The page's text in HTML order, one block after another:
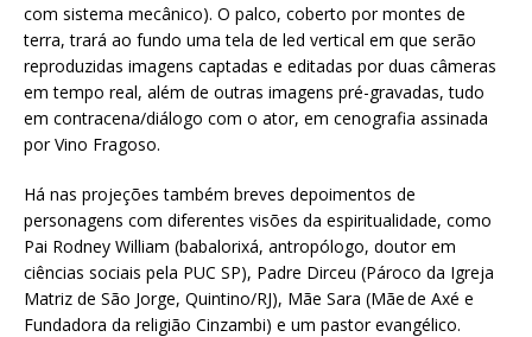
com sistema mecânico). O palco, coberto por montes de
terra, trará ao fundo uma tela de led vertical em que serão
reproduzidas imagens captadas e editadas por duas câmeras
em tempo real, além de outras imagens pré-gravadas, tudo
em contracena/diálogo com o ator, em cenografia assinada
por Vino Fragoso.
Há nas projeções também breves depoimentos de
personagens com diferentes visões da espiritualidade, como
Pai Rodney William (babalorixá, antropólogo, doutor em
ciências sociais pela PUC SP), Padre Dirceu (Pároco da Igreja
Matriz de São Jorge, Quintino/RJ), Mãe Sara (Mãe de Axé e
Fundadora da religião Cinzambi) e um pastor evangélico.